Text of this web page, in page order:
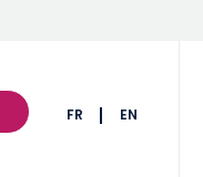
FR EN